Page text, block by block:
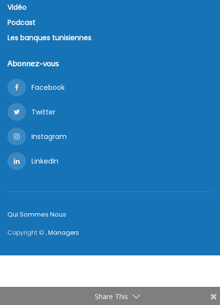
Vidéo
Podcast
Les banques tunisiennes
Abonnez-vous
Facebook
Twitter
Instagram
LinkedIn
Qui Sommes Nous
Copyright © ,Managers
Share This